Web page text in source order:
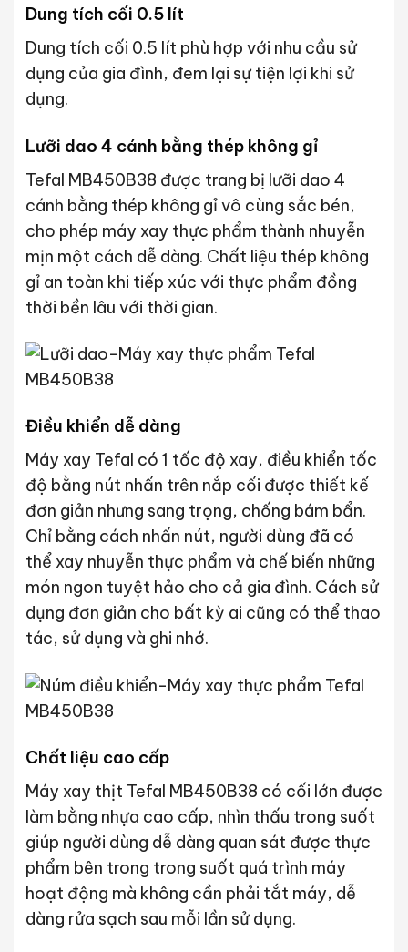
Dung tích cối 0.5 lít
Dung tích cối 0.5 lít phù hợp với nhu cầu sử
dụng của gia đình, đem lại sự tiện lợi khi sử
dụng.
Lưỡi dao 4 cánh bằng thép không gỉ
Tefal MB450B38 được trang bị lưỡi dao 4
cánh bằng thép không gỉ vô cùng sắc bén,
cho phép máy xay thực phẩm thành nhuyễn
mịn một cách dễ dàng. Chất liệu thép không
gỉ an toàn khi tiếp xúc với thực phẩm đồng
thời bền lâu với thời gian.
Điều khiển dễ dàng
Máy xay Tefal có 1 tốc độ xay, điều khiển tốc
độ bằng nút nhấn trên nắp cối được thiết kế
đơn giản nhưng sang trọng, chống bám bẩn.
Chỉ bằng cách nhấn nút, người dùng đã có
thể xay nhuyễn thực phẩm và chế biến những
món ngon tuyệt hảo cho cả gia đình. Cách sử
dụng đơn giản cho bất kỳ ai cũng có thể thao
tác, sử dụng và ghi nhớ.
Chất liệu cao cấp
Máy xay thịt Tefal MB450B38 có cối lớn được
làm bằng nhựa cao cấp, nhìn thấu trong suốt
giúp người dùng dễ dàng quan sát được thực
phẩm bên trong trong suốt quá trình máy
hoạt động mà không cần phải tắt máy, dễ
dàng rửa sạch sau mỗi lần sử dụng.